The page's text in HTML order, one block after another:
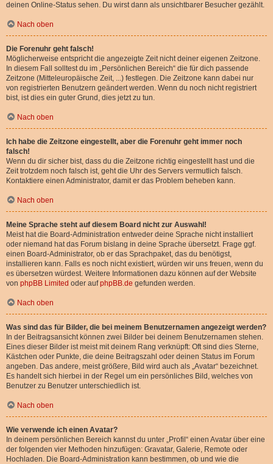
deinen Online-Status sehen. Du wirst dann als unsichtbarer Besucher gezählt.
Nach oben
Die Forenuhr geht falsch!
Möglicherweise entspricht die angezeigte Zeit nicht deiner eigenen Zeitzone.
In diesem Fall solltest du im „Persönlichen Bereich“ die für dich passende
Zeitzone (Mitteleuropäische Zeit, ...) festlegen. Die Zeitzone kann dabei nur
von registrierten Benutzern geändert werden. Wenn du noch nicht registriert
bist, ist dies ein guter Grund, dies jetzt zu tun.
Nach oben
Ich habe die Zeitzone eingestellt, aber die Forenuhr geht immer noch
falsch!
Wenn du dir sicher bist, dass du die Zeitzone richtig eingestellt hast und die
Zeit trotzdem noch falsch ist, geht die Uhr des Servers vermutlich falsch.
Kontaktiere einen Administrator, damit er das Problem beheben kann.
Nach oben
Meine Sprache steht auf diesem Board nicht zur Auswahl!
Meist hat die Board-Administration entweder deine Sprache nicht installiert
oder niemand hat das Forum bislang in deine Sprache übersetzt. Frage ggf.
einen Board-Administrator, ob er das Sprachpaket, das du benötigst,
installieren kann. Falls es noch nicht existiert, würden wir uns freuen, wenn du
es übersetzen würdest. Weitere Informationen dazu können auf der Website
von phpBB Limited oder aufphpBB.de gefunden werden.
Nach oben
Was sind das für Bilder, die bei meinem Benutzernamen angezeigt werden?
In der Beitragsansicht können zwei Bilder bei deinem Benutzernamen stehen.
Eines dieser Bilder ist meist mit deinem Rang verknüpft: Oft sind dies Sterne,
Kästchen oder Punkte, die deine Beitragszahl oder deinen Status im Forum
angeben. Das andere, meist größere, Bild wird auch als „Avatar“ bezeichnet.
Es handelt sich hierbei in der Regel um ein persönliches Bild, welches von
Benutzer zu Benutzer unterschiedlich ist.
Nach oben
Wie verwende ich einen Avatar?
In deinem persönlichen Bereich kannst du unter „Profil“ einen Avatar über eine
der folgenden vier Methoden hinzufügen: Gravatar, Galerie, Remote oder
Hochladen. Die Board-Administration kann bestimmen, ob und wie die